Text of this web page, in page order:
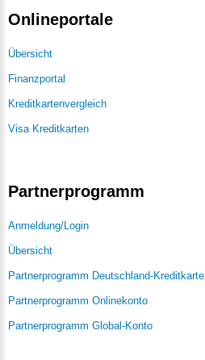
Onlineportale
Übersicht
Finanzportal
Kreditkartenvergleich
Visa Kreditkarten
Partnerprogramm
Anmeldung/Login
Übersicht
Partnerprogramm Deutschland-Kreditkarte
Partnerprogramm Onlinekonto
Partnerprogramm Global-Konto